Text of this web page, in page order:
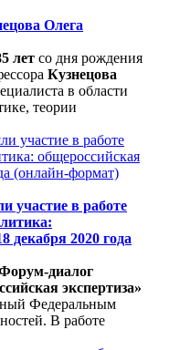
Олега
лет со дня рождения
Кузнецова
в области
теории
участие в работе
декабря 2020 года
диалог
экспертиза»
Федеральным
В работе